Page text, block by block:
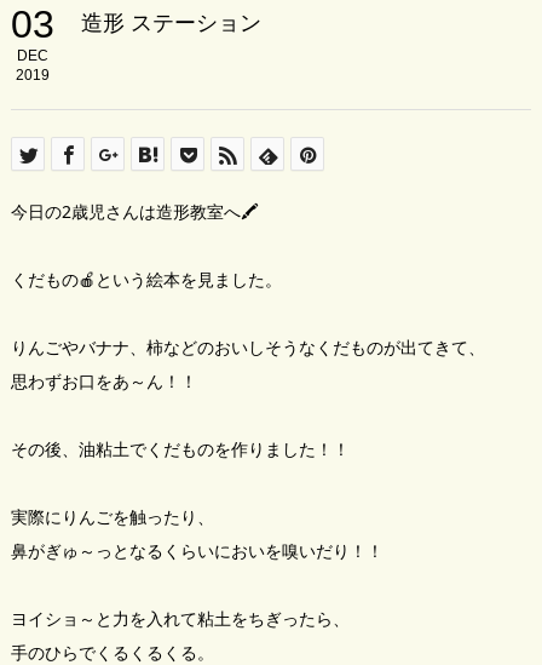
03
DEC
2019
造形 ステーション
今日の2歳児さんは造形教室へ🖍
くだもの🍎という絵本を見ました。
りんごやバナナ、柿などのおいしそうなくだものが出てきて、
思わずお口をあ～ん！！
その後、油粘土でくだものを作りました！！
実際にりんごを触ったり、
鼻がぎゅ～っとなるくらいにおいを嗅いだり！！
ヨイショ～と力を入れて粘土をちぎったら、
手のひらでくるくるくる。